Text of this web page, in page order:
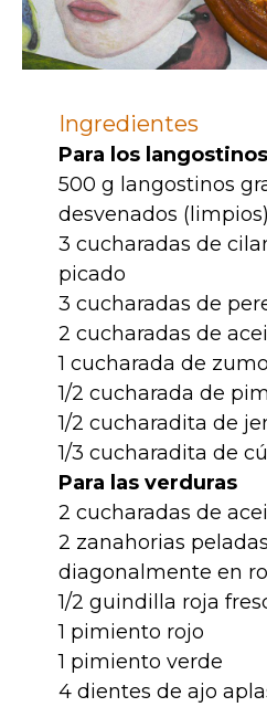
Ingredientes
Para los
500 g langostinos
desvenados (limpios)
3 cucharadas de
picado
3 cucharadas de
2 cucharadas de
1 cucharada de
1/2 cucharada de
1/2 cucharadita de
1/3 cucharadita de
Para las verduras
2 cucharadas de
2 zanahorias
diagonalmente en
1/2 guindilla roja
1 pimiento rojo
1 pimiento verde
4 dientes de ajo